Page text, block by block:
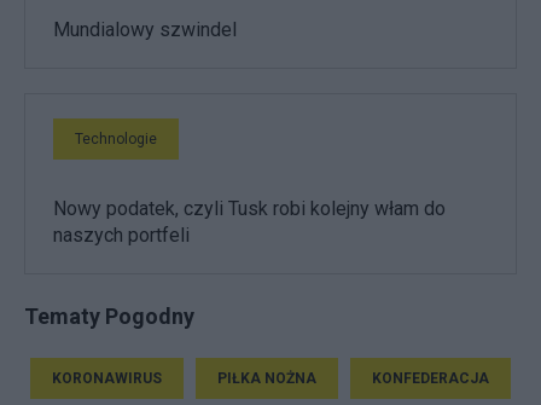
Mundialowy szwindel
Technologie
Nowy podatek, czyli Tusk robi kolejny włam do
naszych portfeli
Tematy Pogodny
KORONAWIRUS PIŁKA NOŻNA KONFEDERACJA